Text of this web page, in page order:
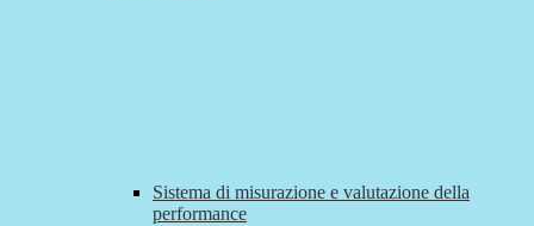
Sistema di misurazione e valutazione della
performance